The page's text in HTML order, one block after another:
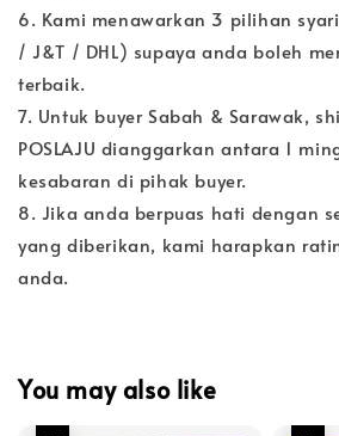
6. Kami menawarkan 3 pilihan
/ J&T / DHL) supaya anda boleh
terbaik.
7. Untuk buyer Sabah & Sarawak,
POSLAJU dianggarkan antara 1
kesabaran di pihak buyer.
8. Jika anda berpuas hati dengan
yang diberikan, kami harapkan
anda.
You may also like